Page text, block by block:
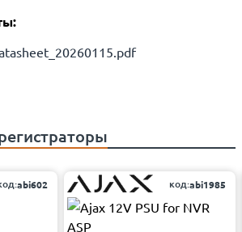
abi602 код:abi1985